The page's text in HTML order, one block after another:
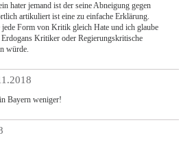
hater jemand ist der seine Abneigung gegen
artikuliert ist eine zu einfache Erklärung.
Form von Kritik gleich Hate und ich glaube
Kritiker oder Regierungskritische
würde.
Bayern weniger!